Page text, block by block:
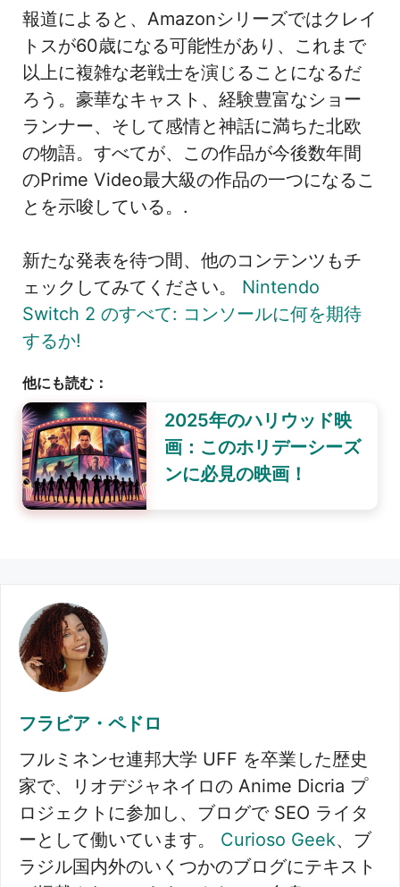
報道によると、Amazonシリーズではクレイ
トスが60歳になる可能性があり、これまで
以上に複雑な老戦士を演じることになるだ
ろう。豪華なキャスト、経験豊富なショー
ランナー、そして感情と神話に満ちた北欧
の物語。すべてが、この作品が今後数年間
のPrime Video最大級の作品の一つになるこ
とを示唆している。.
新たな発表を待つ間、他のコンテンツもチ
ェックしてみてください。 Nintendo
Switch 2 のすべて: コンソールに何を期待
するか!
他にも読む：
2025年のハリウッド映
画：このホリデーシーズ
ンに必見の映画！
フラビア・ペドロ
フルミネンセ連邦大学 UFF を卒業した歴史
家で、リオデジャネイロの Anime Dicria プ
ロジェクトに参加し、ブログで SEO ライタ
ーとして働いています。 Curioso Geek、ブ
ラジル国内外のいくつかのブログにテキスト